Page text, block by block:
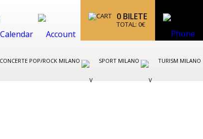
0 BILETE
TOTAL: 0€
CONCERTE POP/ROCK MILANO SPORT MILANO TURISM MILANO